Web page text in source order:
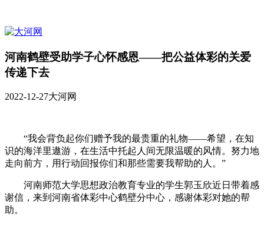
河南鹤壁受助学子心怀感恩——把公益体彩的关爱
传递下去
2022-12-27大河网
“我会背负起你们赠予我的最贵重的礼物——希望，在知
识的海洋里遨游，在生活中托起人间无限温暖的风情。努力地
走向前方，用行动回报你们和那些需要我帮助的人。”
河南师范大学思想政治教育专业的学生郭玉欣近日带着感
谢信，来到河南省体彩中心鹤壁分中心，感谢体彩对她的帮
助。